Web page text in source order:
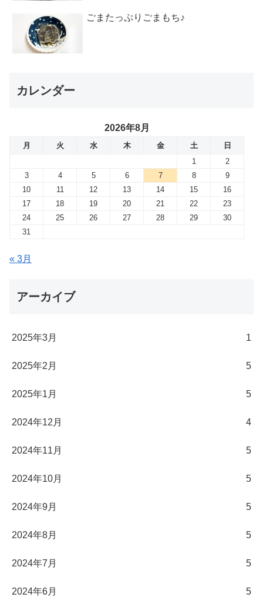
ごまたっぷりごまもち♪
カレンダー
2026年8月
月 火 水 木 金 土
日
1
2
3
4 5 6 7 8
9
10
11 12 13 14 15
16
17
18 19 20 21 22
23
24
25 26 27 28 29
30
31
« 3月
アーカイブ
2025年3月 1
2025年2月 5
2025年1月 5
2024年12月 4
2024年11月 5
2024年10月 5
2024年9月 5
2024年8月 5
2024年7月 5
2024年6月 5